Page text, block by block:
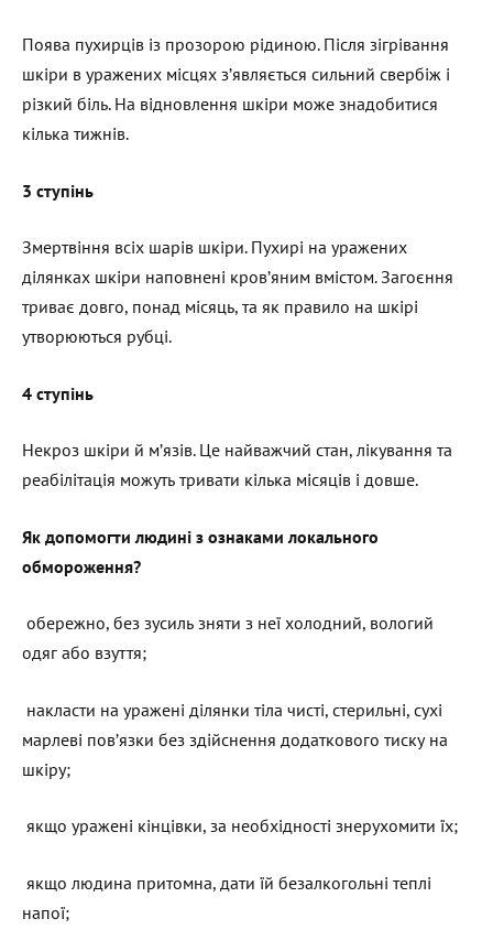
Поява пухирців із прозорою рідиною. Після зігрівання
шкіри в уражених місцях з’являється сильний свербіж і
різкий біль. На відновлення шкіри може знадобитися
кілька тижнів.
3 ступінь
Змертвіння всіх шарів шкіри. Пухирі на уражених
ділянках шкіри наповнені кров’яним вмістом. Загоєння
триває довго, понад місяць, та як правило на шкірі
утворюються рубці.
4 ступінь
Некроз шкіри й м’язів. Це найважчий стан, лікування та
реабілітація можуть тривати кілька місяців і довше.
Як допомогти людині з ознаками локального
обмороження?
обережно, без зусиль зняти з неї холодний, вологий
одяг або взуття;
накласти на уражені ділянки тіла чисті, стерильні, сухі
марлеві пов’язки без здійснення додаткового тиску на
шкіру;
якщо уражені кінцівки, за необхідності знерухомити їх;
якщо людина притомна, дати їй безалкогольні теплі
напої;